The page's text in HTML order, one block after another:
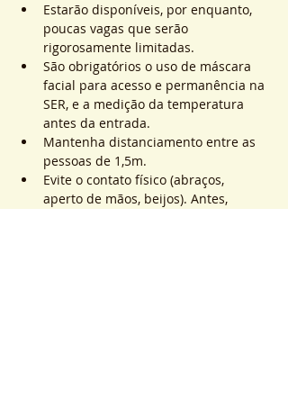
Estarão disponíveis, por enquanto,
poucas vagas que serão
rigorosamente limitadas.
São obrigatórios o uso de máscara
facial para acesso e permanência na
SER, e a medição da temperatura
antes da entrada.
Mantenha distanciamento entre as
pessoas de 1,5m.
Evite o contato físico (abraços,
aperto de mãos, beijos). Antes,